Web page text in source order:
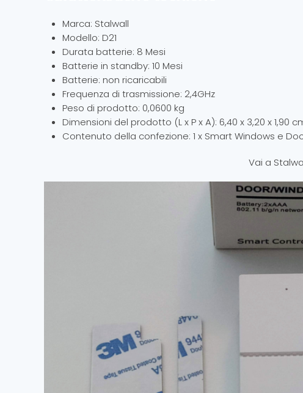
Marca: Stalwall
Modello: D21
Durata batterie: 8 Mesi
Batterie in standby: 10 Mesi
Batterie: non ricaricabili
Frequenza di trasmissione: 2,4GHz
Peso di prodotto: 0,0600 kg
Dimensioni del prodotto (L x P x A): 6,40 x 3,20 x 1,90
Contenuto della confezione: 1 x Smart Windows e
Vai a